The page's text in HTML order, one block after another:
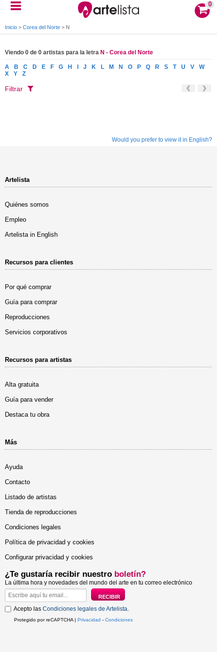
0
Inicio > Corea del Norte > N
Viendo 0 de 0 artistas para la letra N - Corea del Norte
A B C D E F G H J K L M N O P Q R S T U V
W
X
Y Z
Filtrar
Would you prefer to view it in English?
Artelista
Quiénes somos
Empleo
Artelista in English
Recursos para clientes
Por qué comprar
Guía para comprar
Reproducciones
Servicios corporativos
Recursos para artistas
Alta gratuita
Guía para vender
Destaca tu obra
Más
Ayuda
Contacto
Listado de artistas
Tienda de reproducciones
Condiciones legales
Política de privacidad y cookies
Configurar privacidad y cookies
¿Te gustaría recibir nuestro boletín?
La última hora y novedades del mundo del arte en tu correo electrónico
Acepto las Condiciones legales de Artelista.
Protegido por reCAPTCHA | Privacidad - Condiciones